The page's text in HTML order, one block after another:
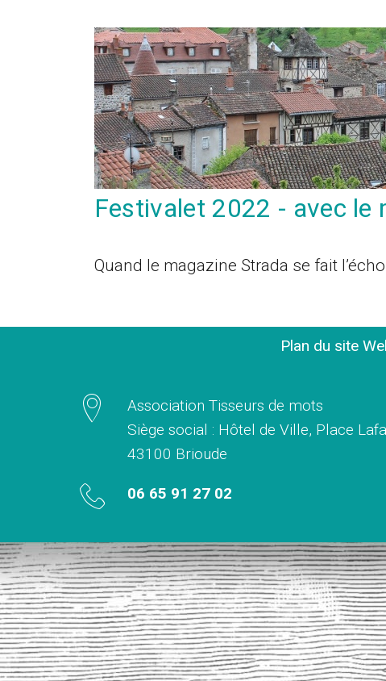
Festivalet 2022 - avec le
Quand le magazine Strada se fait
Plan du site
Association Tisseurs de mots
Siège social : Hôtel de Ville, Place
43100 Brioude
06 65 91 27 02